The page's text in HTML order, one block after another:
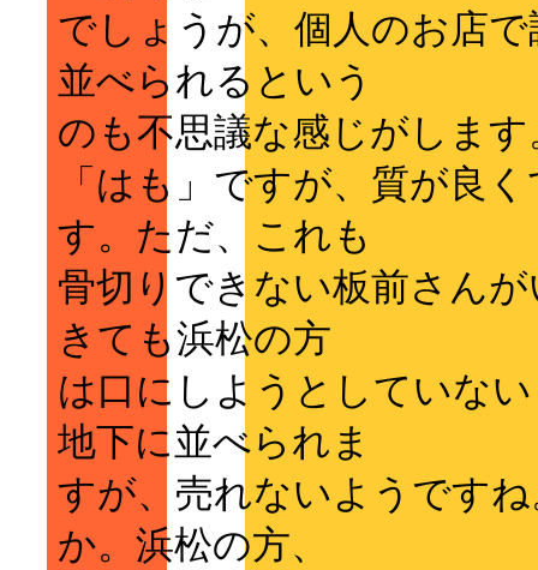
でしょうが、個人のお店
並べられるという
のも不思議な感じがします
「はも」ですが、質が良
す。ただ、これも
骨切りできない板前さん
きても浜松の方
は口にしようとしていな
地下に並べられま
すが、売れないようです
か。浜松の方、